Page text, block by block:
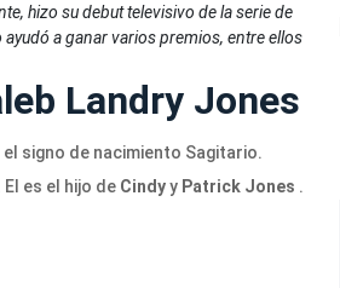
hizo su debut televisivo de la serie de
a ganar varios premios, entre ellos
Landry Jones
el signo de nacimiento Sagitario.
es el hijo de Cindyy Patrick Jones .